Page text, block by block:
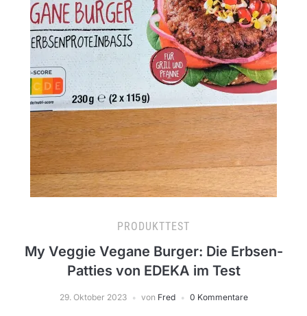
PRODUKTTEST
My Veggie Vegane Burger: Die Erbsen-
Patties von EDEKA im Test
29. Oktober 2023 von Fred 0 Kommentare